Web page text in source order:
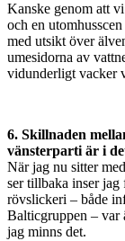
Kanske genom att
och en
med utsikt över
umesidorna av
vidunderligt vacker
6. Skillnaden
vänsterparti är i
När jag nu sitter
ser tillbaka inser jag
rövslickeri – både
Balticgruppen – var
jag minns det.